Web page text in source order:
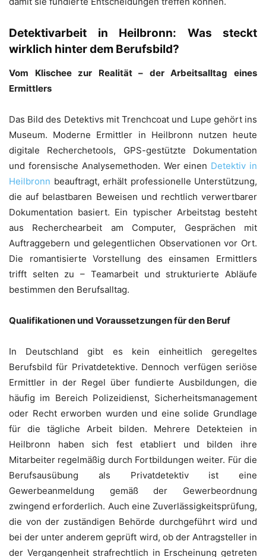
Detektivarbeit in Heilbronn: Was steckt
wirklich hinter dem Berufsbild?
Vom Klischee zur Realität – der Arbeitsalltag eines
Ermittlers
Das Bild des Detektivs mit Trenchcoat und Lupe gehört ins
Museum. Moderne Ermittler in Heilbronn nutzen heute
digitale Recherchetools, GPS-gestützte Dokumentation
und forensische Analysemethoden. Wer einen Detektiv in
Heilbronn beauftragt, erhält professionelle Unterstützung,
die auf belastbaren Beweisen und rechtlich verwertbarer
Dokumentation basiert. Ein typischer Arbeitstag besteht
aus Recherchearbeit am Computer, Gesprächen mit
Auftraggebern und gelegentlichen Observationen vor Ort.
Die romantisierte Vorstellung des einsamen Ermittlers
trifft selten zu – Teamarbeit und strukturierte Abläufe
bestimmen den Berufsalltag.
Qualifikationen und Voraussetzungen für den Beruf
In Deutschland gibt es kein einheitlich geregeltes
Berufsbild für Privatdetektive. Dennoch verfügen seriöse
Ermittler in der Regel über fundierte Ausbildungen, die
häufig im Bereich Polizeidienst, Sicherheitsmanagement
oder Recht erworben wurden und eine solide Grundlage
für die tägliche Arbeit bilden. Mehrere Detekteien in
Heilbronn haben sich fest etabliert und bilden ihre
Mitarbeiter regelmäßig durch Fortbildungen weiter. Für die
Berufsausübung als Privatdetektiv ist eine
Gewerbeanmeldung gemäß der Gewerbeordnung
zwingend erforderlich. Auch eine Zuverlässigkeitsprüfung,
die von der zuständigen Behörde durchgeführt wird und
bei der unter anderem geprüft wird, ob der Antragsteller in
der Vergangenheit strafrechtlich in Erscheinung getreten